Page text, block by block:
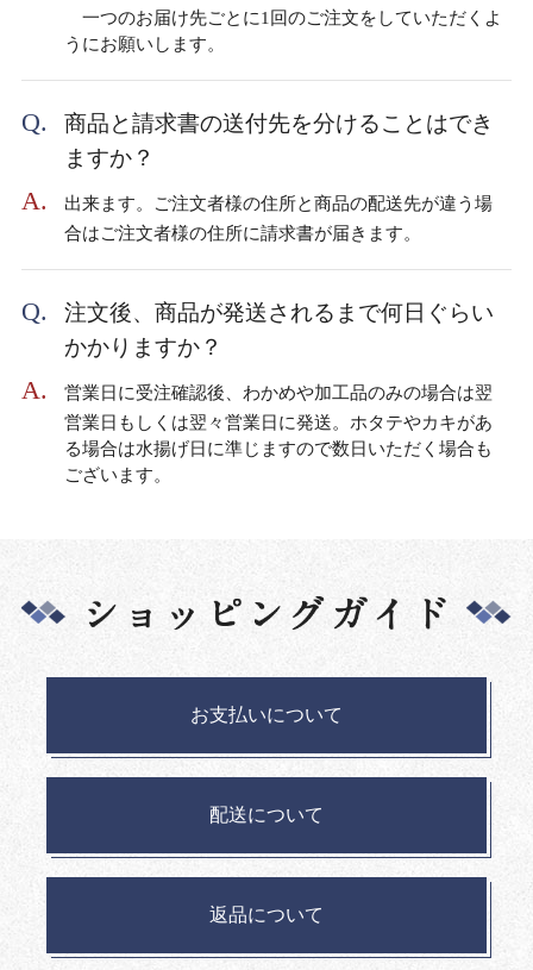
一つのお届け先ごとに1回のご注文をしていただくよ
うにお願いします。
商品と請求書の送付先を分けることはでき
ますか？
出来ます。ご注文者様の住所と商品の配送先が違う場
合はご注文者様の住所に請求書が届きます。
注文後、商品が発送されるまで何日ぐらい
かかりますか？
営業日に受注確認後、わかめや加工品のみの場合は翌
営業日もしくは翌々営業日に発送。ホタテやカキがあ
る場合は水揚げ日に準じますので数日いただく場合も
ございます。
お支払いについて
配送について
返品について